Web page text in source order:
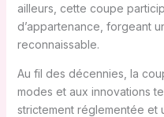
ailleurs, cette coupe
d’appartenance, forgeant
reconnaissable.
Au fil des décennies, la
modes et aux innovations
strictement réglementée et